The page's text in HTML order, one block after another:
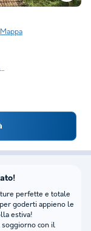
Mappa
perfette e totale
goderti appieno le
estiva!
soggiorno con il